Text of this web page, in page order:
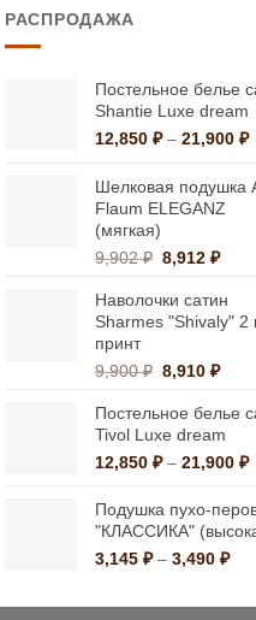
можно
выбрать
на
товара.
РАСПРОДАЖА
Постельное белье
Shantie Luxe dream
12,850 ₽ – 21,900 ₽
Шелковая подушка
Flaum ELEGANZ
(мягкая)
9,902₽
составляла
9,902 ₽.
8,912₽
Наволочки сатин
Sharmes "Shivaly" 2
принт
9,900₽
составляла
9,900 ₽.
8,910₽
Постельное белье
Tivol Luxe dream
12,850 ₽ – 21,900 ₽
–
Подушка пухо-
"КЛАССИКА"
3,145 ₽ – 3,490 ₽